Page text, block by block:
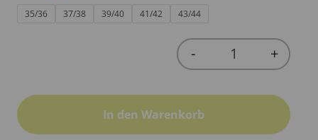
35/36 37/38 39/40 41/42 43/44
Quantity
- +
In den Warenkorb